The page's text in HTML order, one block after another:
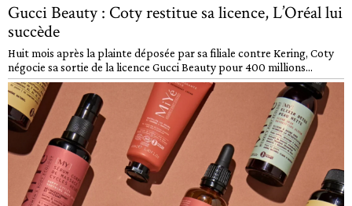
Gucci Beauty : Coty restitue sa licence, L’Oréal lui
succède
Huit mois après la plainte déposée par sa filiale contre Kering, Coty
négocie sa sortie de la licence Gucci Beauty pour 400 millions...